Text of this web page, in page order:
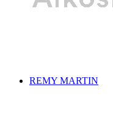
REMY MARTIN